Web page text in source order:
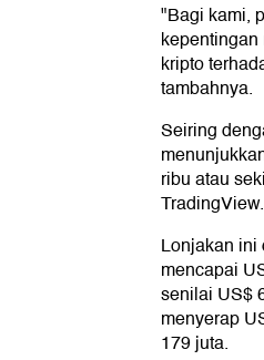
"Bagi kami,
kripto
tambahnya.
Seiring
ribu atau
TradingView.
Lonjakan ini
mencapai
senilai US$
menyerap
179 juta.